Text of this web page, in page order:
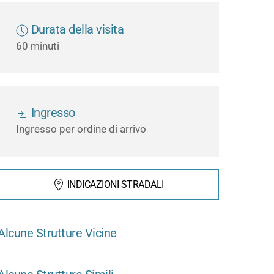
Durata della visita
60 minuti
Ingresso
Ingresso per ordine di arrivo
INDICAZIONI STRADALI
Strutture Vicine